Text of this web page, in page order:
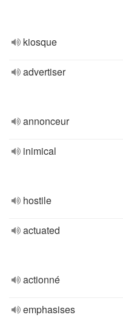
kiosque
advertiser
annonceur
inimical
hostile
actuated
actionné
emphasises